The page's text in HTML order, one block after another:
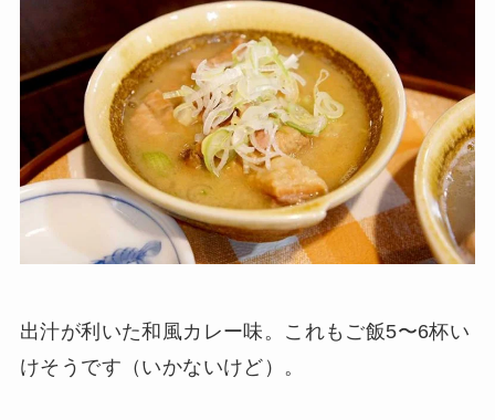
出汁が利いた和風カレー味。これもご飯5〜6杯い
けそうです（いかないけど）。